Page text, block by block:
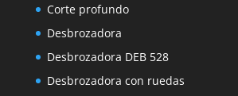
Corte profundo
Desbrozadora
Desbrozadora DEB 528
Desbrozadora con ruedas